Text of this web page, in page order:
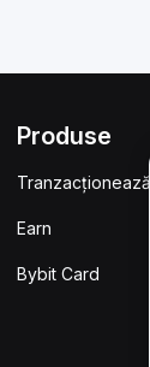
Produse
Tranzacționează
Earn
Bybit Card